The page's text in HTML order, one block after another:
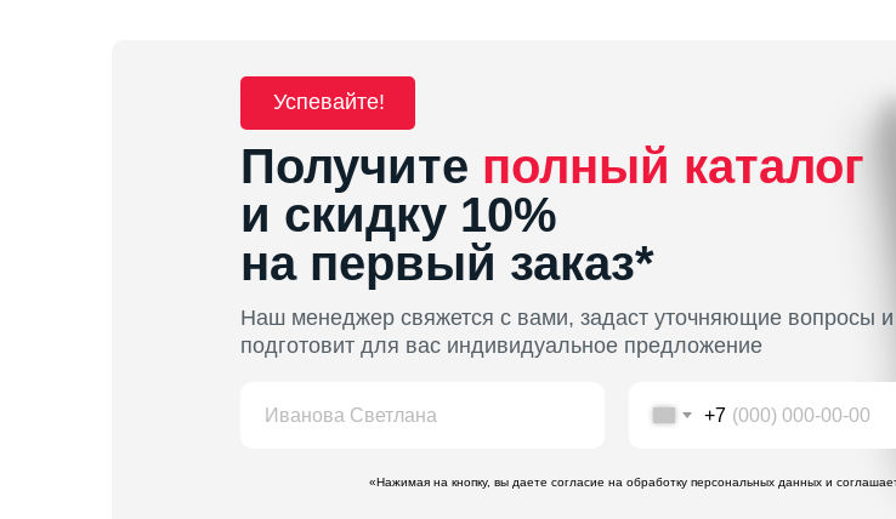
+7
«Нажимая на кнопку, вы даете согласие на обработку персональных данных и
Успевайте!
Наш менеджер свяжется с вами, задаст уточняющие вопросы и
подготовит для вас индивидуальное предложение
Получите полный каталог
и скидку 10%
на первый заказ*